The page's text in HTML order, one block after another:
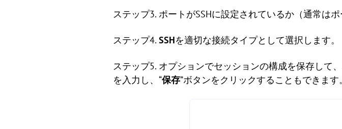
ステップ3. ポートがSSHに設定されているか（通常はポ
ステップ4. SSHを適切な接続タイプとして選択します。
ステップ5. オプションでセッションの構成を保存して
を入力し、“保存”ボタンをクリックすることもできます。